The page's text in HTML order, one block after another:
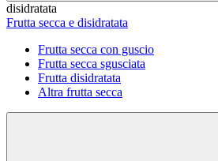
disidratata
Frutta secca e disidratata
Frutta secca con guscio
Frutta secca sgusciata
Frutta disidratata
Altra frutta secca